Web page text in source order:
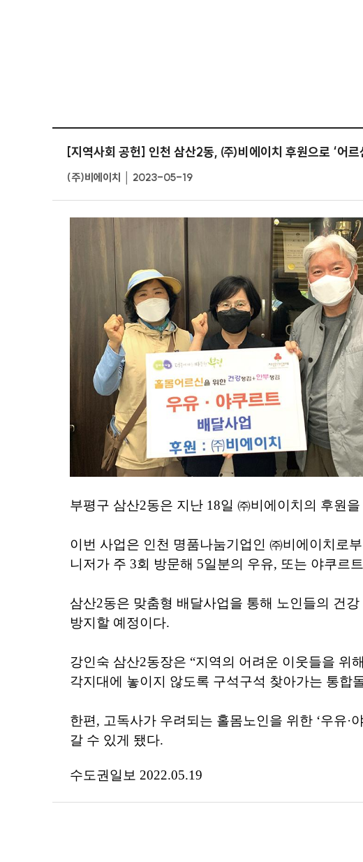
[지역사회 공헌] 인천 삼산2동, ㈜비에이치 후원으로 ‘어르
(주)비에이치 │ 2023-05-19
부평구 삼산2동은 지난 18일 ㈜비에이치의 후원
이번 사업은 인천 명품나눔기업인 ㈜비에이치로
니저가 주 3회 방문해 5일분의 우유, 또는 야쿠르
삼산2동은 맞춤형 배달사업을 통해 노인들의 건
방지할 예정이다.
강인숙 삼산2동장은 “지역의 어려운 이웃들을 위
각지대에 놓이지 않도록 구석구석 찾아가는 통합
한편, 고독사가 우려되는 홀몸노인을 위한 ‘우유
갈 수 있게 됐다.
수도권일보 2022.05.19